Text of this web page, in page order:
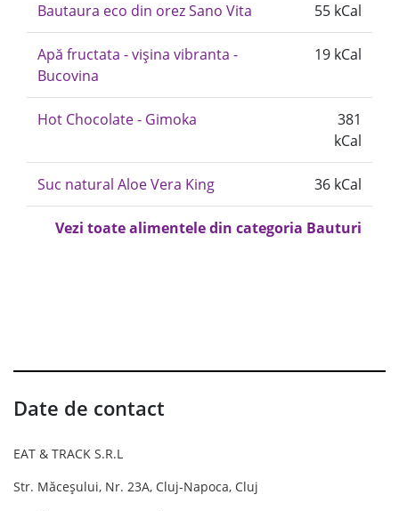
Bautaura eco din orez Sano Vita 55 kCal
Apă fructata - vișina vibranta -
Bucovina
19 kCal
Hot Chocolate - Gimoka
381
kCal
Suc natural Aloe Vera King 36 kCal
Vezi toate alimentele din categoria Bauturi
Date de contact
EAT & TRACK S.R.L
Str. Măceșului, Nr. 23A, Cluj-Napoca, Cluj